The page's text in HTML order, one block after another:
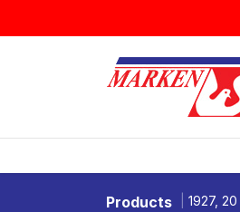
Products 1927,